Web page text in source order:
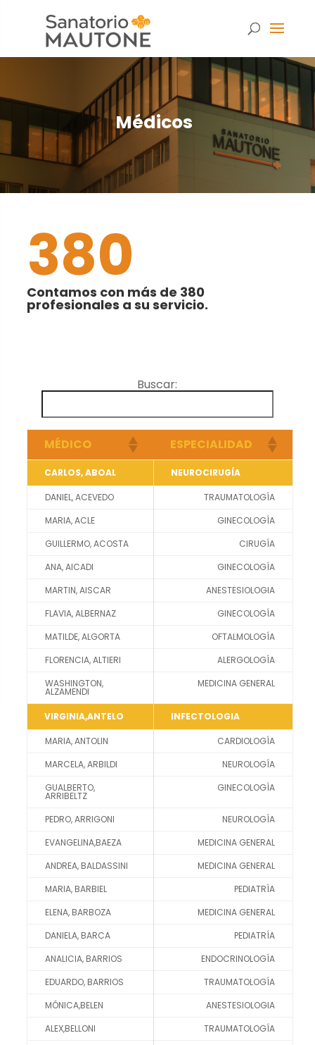
Médicos
380
Contamos con más de 380
profesionales a su servicio.
Buscar:
MÉDICO ESPECIALIDAD
CARLOS, ABOAL NEUROCIRUGÍA
DANIEL, ACEVEDO
TRAUMATOLOGÍA
MARIA, ACLE
GINECOLOGÍA
GUILLERMO, ACOSTA
CIRUGÍA
ANA, AICADI
GINECOLOGÍA
MARTIN, AISCAR
ANESTESIOLOGIA
FLAVIA, ALBERNAZ
GINECOLOGÍA
MATILDE, ALGORTA
OFTALMOLOGÍA
FLORENCIA, ALTIERI
ALERGOLOGÍA
WASHINGTON,
ALZAMENDI
MEDICINA GENERAL
VIRGINIA,ANTELO INFECTOLOGIA
MARIA, ANTOLIN
CARDIOLOGÍA
MARCELA, ARBILDI
NEUROLOGÍA
GUALBERTO,
ARRIBELTZ
GINECOLOGÍA
PEDRO, ARRIGONI
NEUROLOGÍA
EVANGELINA,BAEZA
MEDICINA GENERAL
ANDREA, BALDASSINI
MEDICINA GENERAL
MARIA, BARBIEL
PEDIATRÍA
ELENA, BARBOZA
MEDICINA GENERAL
DANIELA, BARCA
PEDIATRÍA
ANALICIA, BARRIOS
ENDOCRINOLOGÍA
EDUARDO, BARRIOS
TRAUMATOLOGÍA
MÓNICA,BELEN
ANESTESIOLOGIA
ALEX,BELLONI
TRAUMATOLOGÍA
Estas
funcione la
web.
Estadísticas
podamos
funcionalidad
de la web, en
cómo se usa
Experiencia
Para que
nuestra web
durante tu
rechaza estas
cookies,
algunas
desaparecerán
de la web.
Marketing
Al compartir tus
intereses y
mientras visitas